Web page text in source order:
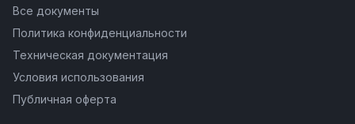
Все документы
Политика конфиденциальности
Техническая документация
Условия использования
Публичная оферта